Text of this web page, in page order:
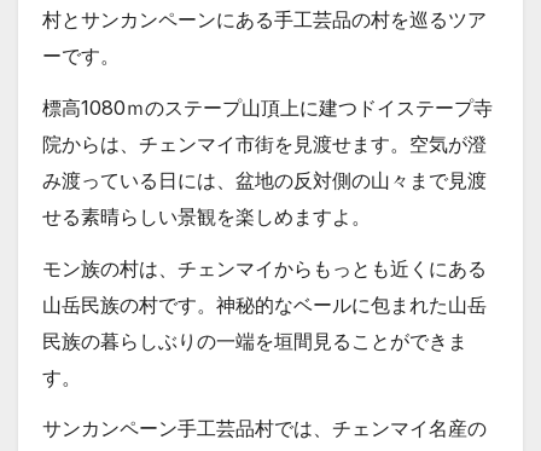
村とサンカンペーンにある手工芸品の村を巡るツア
ーです。
標高1080ｍのステープ山頂上に建つドイステープ寺
院からは、チェンマイ市街を見渡せます。空気が澄
み渡っている日には、盆地の反対側の山々まで見渡
せる素晴らしい景観を楽しめますよ。
モン族の村は、チェンマイからもっとも近くにある
山岳民族の村です。神秘的なベールに包まれた山岳
民族の暮らしぶりの一端を垣間見ることができま
す。
サンカンペーン手工芸品村では、チェンマイ名産の